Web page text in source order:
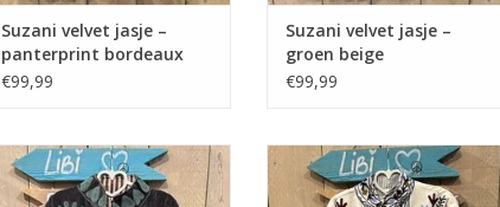
Suzani velvet jasje –
panterprint bordeaux
€99,99
Suzani velvet jasje –
groen beige
€99,99
Suzani velvet jasje – grijs blauw
TOEVOEGEN AAN WINKELWAGEN
Suzani velvet jasje – ecru
bloemen